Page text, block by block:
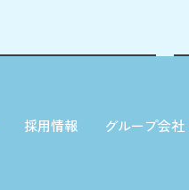
採用情報
グループ会社